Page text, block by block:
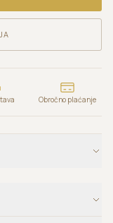
Obročno plaćanje